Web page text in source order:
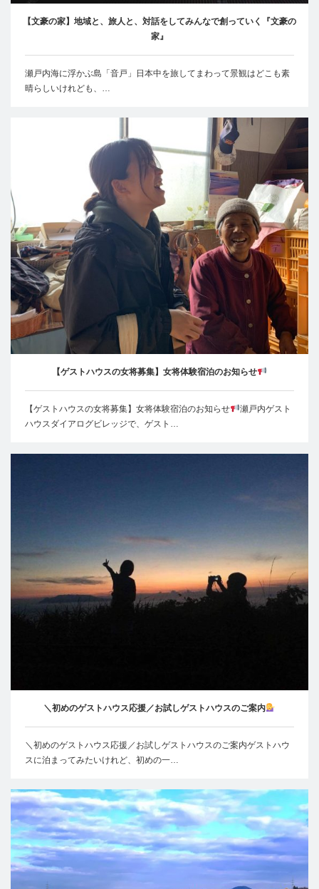
【文豪の家】地域と、旅人と、対話をしてみんなで創っていく『文豪の
家』
瀬戸内海に浮かぶ島「音戸」日本中を旅してまわって景観はどこも素
晴らしいけれども、…
【ゲストハウスの女将募集】女将体験宿泊のお知らせ
【ゲストハウスの女将募集】女将体験宿泊のお知らせ
瀬戸内ゲスト
ハウスダイアログビレッジで、ゲスト…
＼初めのゲストハウス応援／お試しゲストハウスのご案内
＼初めのゲストハウス応援／お試しゲストハウスのご案内ゲストハウ
スに泊まってみたいけれど、初めの一…